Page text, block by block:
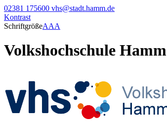
02381 175600 vhs@stadt.hamm.de
Kontrast
SchriftgrößeAAA
Volkshochschule Hamm